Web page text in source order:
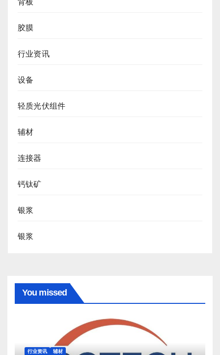
背板
胶膜
行业资讯
设备
轻质光伏组件
辅材
连接器
钙钛矿
银浆
银浆
You missed
行业资讯 辅材